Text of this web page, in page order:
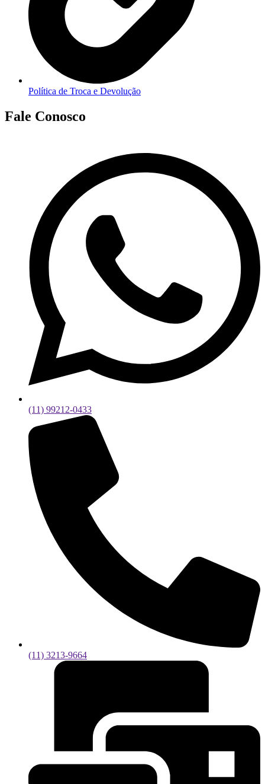
Política de Troca e Devolução
Fale Conosco
(11) 99212-0433
(11) 3213-9664